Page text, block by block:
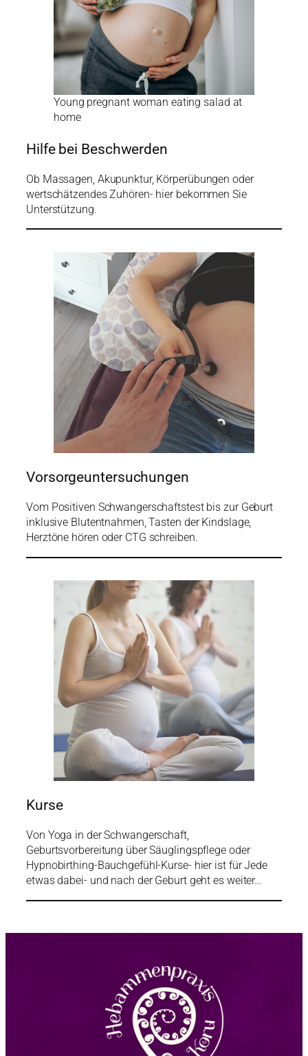
Young pregnant woman eating salad at
home
Hilfe bei Beschwerden
Ob Massagen, Akupunktur, Körperübungen oder
wertschätzendes Zuhören- hier bekommen Sie
Unterstützung.
Vorsorgeuntersuchungen
Vom Positiven Schwangerschaftstest bis zur Geburt
inklusive Blutentnahmen, Tasten der Kindslage,
Herztöne hören oder CTG schreiben.
Kurse
Von Yoga in der Schwangerschaft,
Geburtsvorbereitung über Säuglingspflege oder
Hypnobirthing-Bauchgefühl-Kurse- hier ist für Jede
etwas dabei- und nach der Geburt geht es weiter…